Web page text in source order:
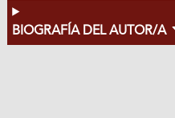
BIOGRAFÍA DEL AUTOR/A